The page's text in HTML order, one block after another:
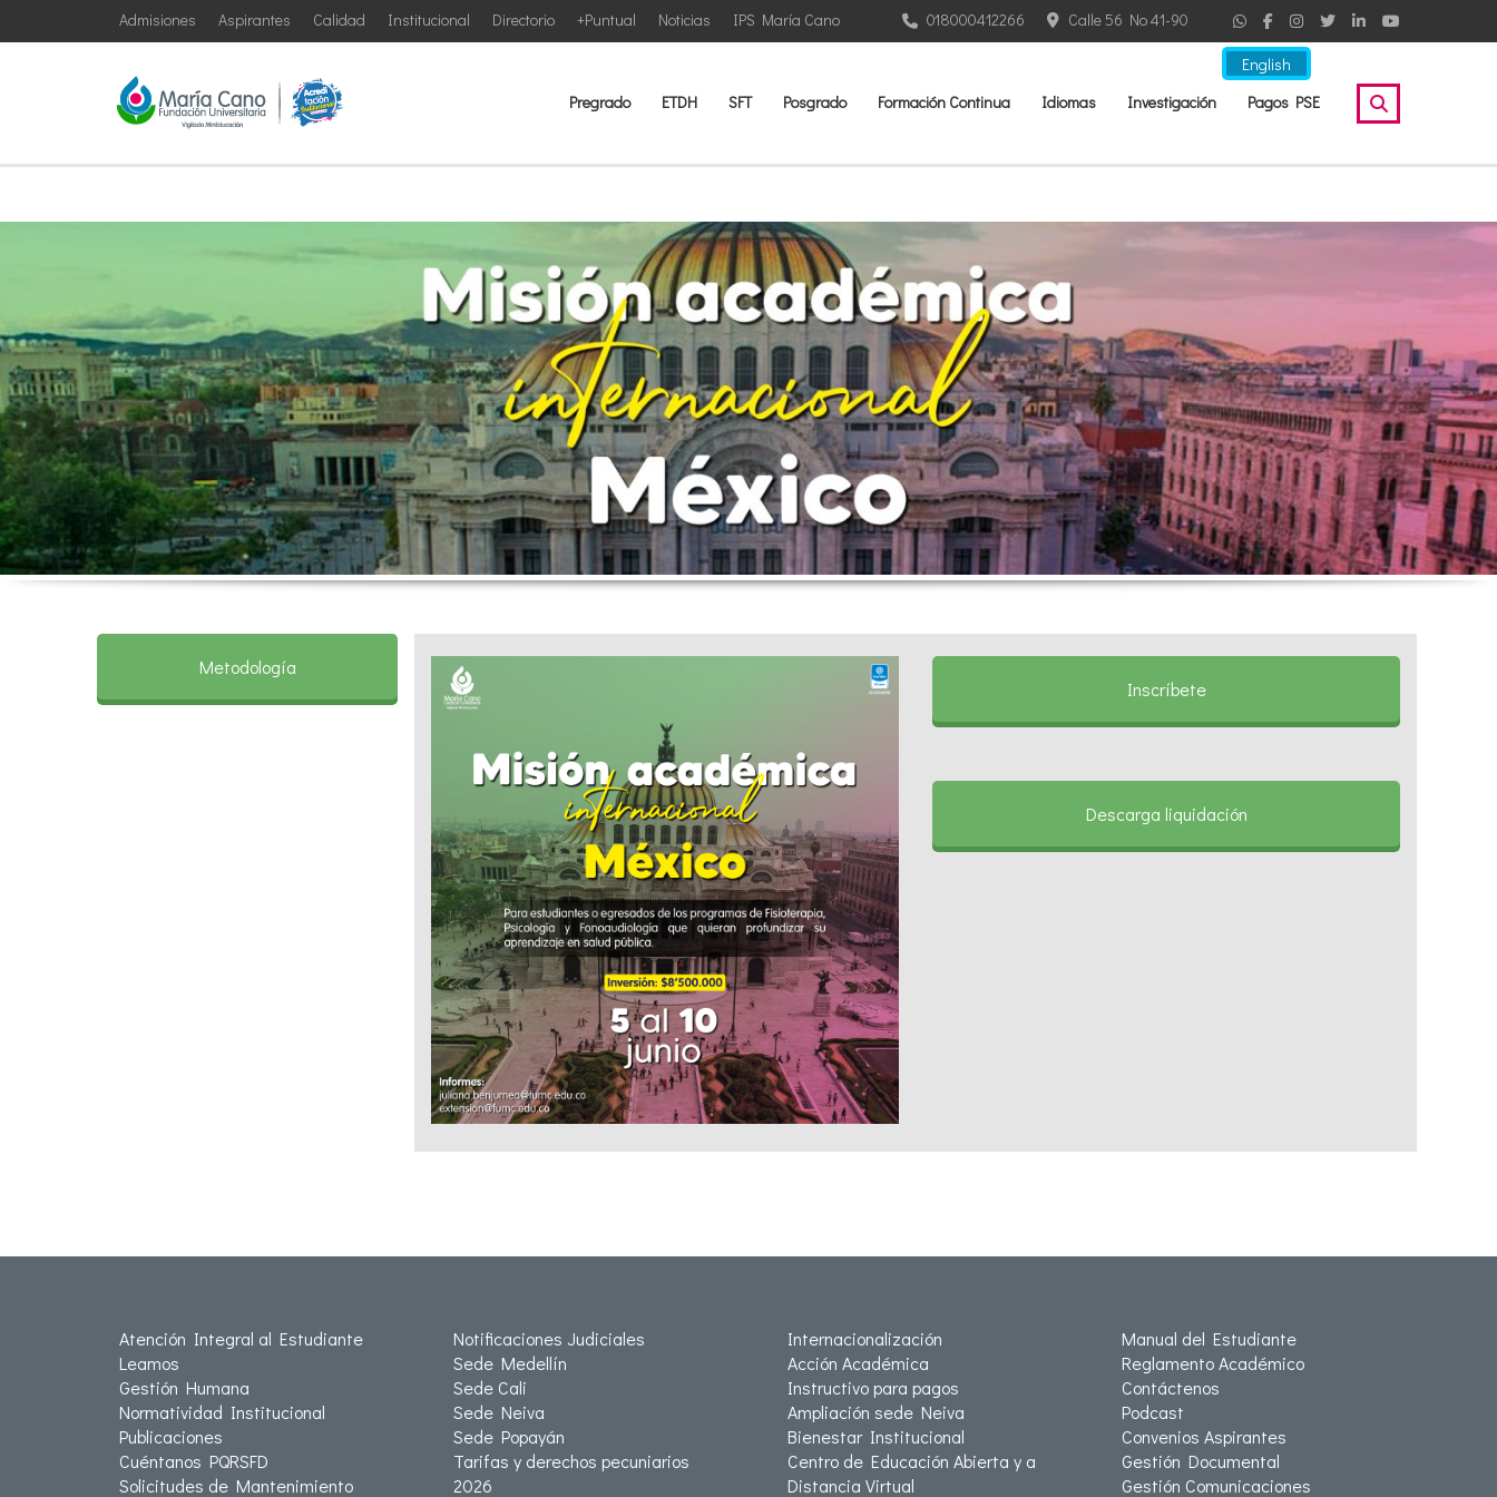
English
IPS María Cano
Noticias
+Puntual
Directorio
Institucional
Calidad
Aspirantes
Admisiones Calle 56 No 41-90
018000412266
Pregrado ETDH SFT Posgrado Formación Continua Idiomas Investigación Pagos PSE
Metodología
Inscríbete
Descarga liquidación
Atención Integral al Estudiante
Leamos
Gestión Humana
Normatividad Institucional
Publicaciones
Cuéntanos PQRSFD
Solicitudes de Mantenimiento
Notificaciones Judiciales
Sede Medellín
Sede Cali
Sede Neiva
Sede Popayán
Tarifas y derechos pecuniarios
2026
Internacionalización
Acción Académica
Instructivo para pagos
Ampliación sede Neiva
Bienestar Institucional
Centro de Educación Abierta y a
Distancia Virtual
Manual del Estudiante
Reglamento Académico
Contáctenos
Podcast
Convenios Aspirantes
Gestión Documental
Gestión Comunicaciones